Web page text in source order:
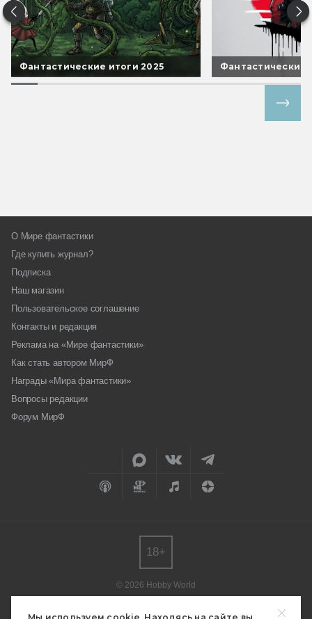
Фантастические итоги 2025 Фантастические
О Мире фантастики
Где купить журнал?
Подписка
Наш магазин
Пользовательское соглашение
Контакты и редакция
Реклама на «Мире фантастики»
Как стать автором МирФ
Награды «Мира фантастики»
Вопросы редакции
Форум МирФ
© 2026 Hobby World
редакции.
18+